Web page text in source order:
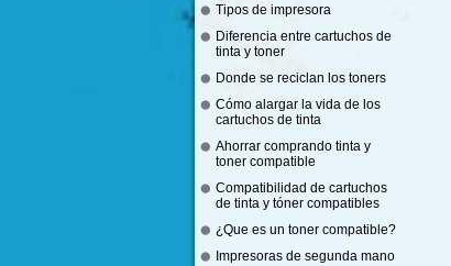
Tipos de impresora
Diferencia entre cartuchos de
tinta y toner
Donde se reciclan los toners
Cómo alargar la vida de los
cartuchos de tinta
Ahorrar comprando tinta y
toner compatible
Compatibilidad de cartuchos
de tinta y tóner compatibles
¿Que es un toner compatible?
Impresoras de segunda mano